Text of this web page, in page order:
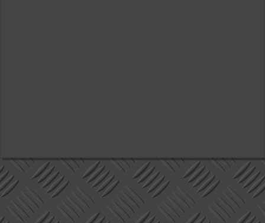
Mainostus
Palaute
Kevytversio